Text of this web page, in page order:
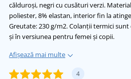
călduroși, negri cu cusături verzi.
poliester, 8% elastan, interior fin la
Greutate: 230 g/m2. Colanții termici
și în versiunea pentru femei și copii.
Afișează mai multe
4